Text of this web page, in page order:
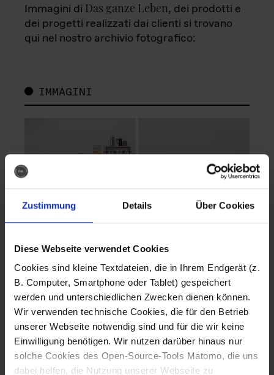
Zustimmung Details Über Cookies
Diese Webseite verwendet Cookies
Cookies sind kleine Textdateien, die in Ihrem Endgerät (z.
B. Computer, Smartphone oder Tablet) gespeichert
werden und unterschiedlichen Zwecken dienen können.
Wir verwenden technische Cookies, die für den Betrieb
unserer Webseite notwendig sind und für die wir keine
Einwilligung benötigen. Wir nutzen darüber hinaus nur
solche Cookies des Open-Source-Tools Matomo, die uns
dabei helfen, die Nutzung unserer Webseite zu
Immagini di Das ganze Leben, dei prodotti e
dei progetti realizzati dai clienti si trovano
qui nel nostro archivio fotografico:
IMMAGINI
Fotografo: Lorenz
Sternbach
Download
Fotografo: Lorenz
Sternbach
Download